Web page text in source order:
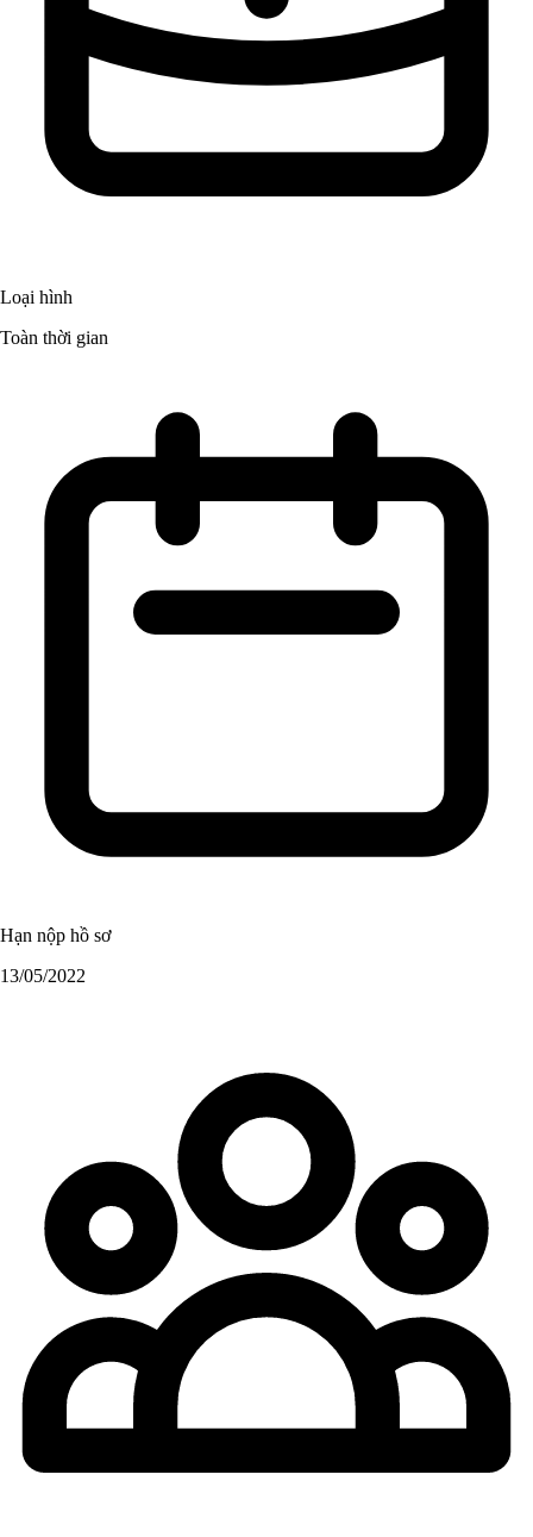
Loại hình
Toàn thời gian
Hạn nộp hồ sơ
13/05/2022